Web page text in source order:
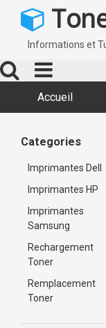
Informations et
Accueil
Categories
Imprimantes Dell
Imprimantes HP
Imprimantes
Samsung
Rechargement
Toner
Remplacement
Toner